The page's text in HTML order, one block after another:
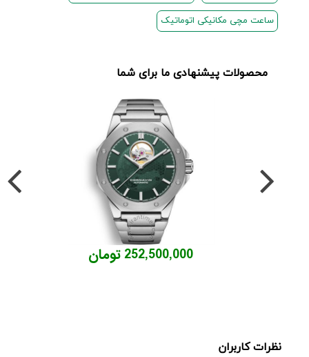
ساعت مچی مکانیکی اتوماتیک
محصولات پیشنهادی ما برای شما
252,500,000 تومان
نظرات کاربران